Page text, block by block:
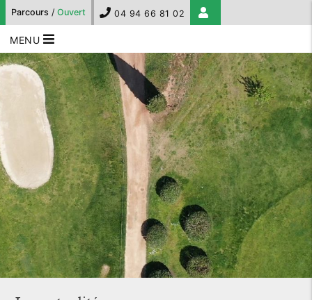
Parcours / Ouvert 04 94 66 81 02
MENU